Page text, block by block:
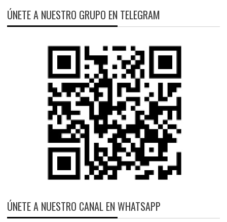
ÚNETE A NUESTRO GRUPO EN TELEGRAM
ÚNETE A NUESTRO CANAL EN WHATSAPP